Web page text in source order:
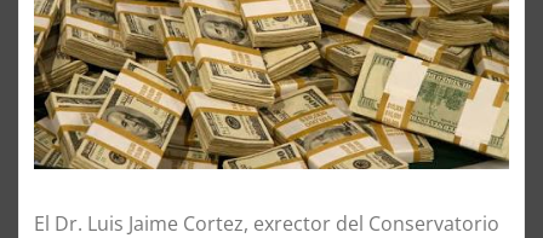
El Dr. Luis Jaime Cortez, exrector del Conservatorio